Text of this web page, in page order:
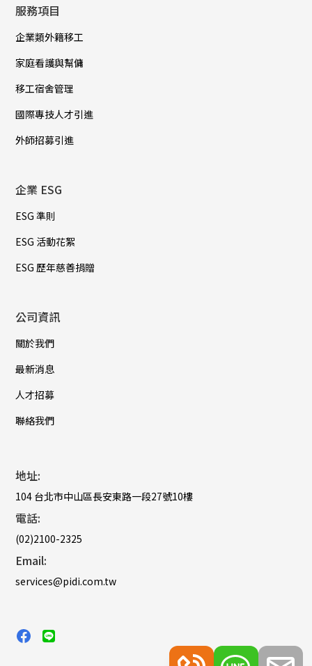
服務項目
企業類外籍移工
家庭看護與幫傭
移工宿舍管理
國際專技人才引進
外師招募引進
企業 ESG
ESG 準則
ESG 活動花絮
ESG 歷年慈善捐贈
公司資訊
關於我們
最新消息
人才招募
聯絡我們
地址:
104 台北市中山區長安東路一段27號10樓
電話:
(02)2100-2325
Email:
services@pidi.com.tw